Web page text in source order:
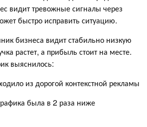
видит тревожные сигналы через
быстро исправить ситуацию.
бизнеса видит стабильно низкую
растет, а прибыль стоит на месте.
выяснилось:
из дорогой контекстной рекламы
была в 2 раза ниже